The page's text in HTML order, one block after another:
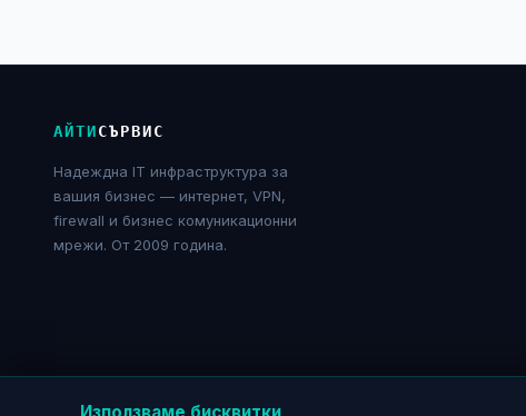
Използваме бисквитки
АЙТИСЪРВИС
Надеждна IT инфраструктура за
вашия бизнес — интернет, VPN,
firewall и бизнес комуникационни
мрежи. От 2009 година.